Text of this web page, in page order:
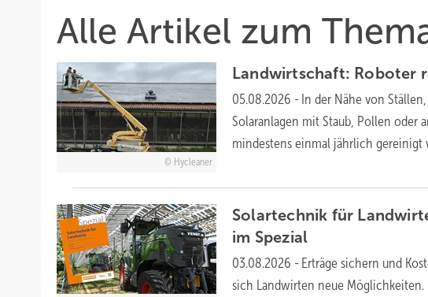
Alle Artikel zum
Hycleaner
Landwirtschaft: Roboter
05.08.2026 - In der Nähe von
Solaranlagen mit Staub, Pollen oder
mindestens einmal jährlich gereinigt
Solartechnik für
im Spezial
03.08.2026 - Erträge sichern und
sich Landwirten neue Möglichkeiten.